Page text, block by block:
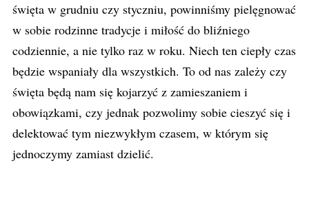
święta w grudniu czy styczniu, powinniśmy pielęgnować
w sobie rodzinne tradycje i miłość do bliźniego
codziennie, a nie tylko raz w roku. Niech ten ciepły czas
będzie wspaniały dla wszystkich. To od nas zależy czy
święta będą nam się kojarzyć z zamieszaniem i
obowiązkami, czy jednak pozwolimy sobie cieszyć się i
delektować tym niezwykłym czasem, w którym się
jednoczymy zamiast dzielić.